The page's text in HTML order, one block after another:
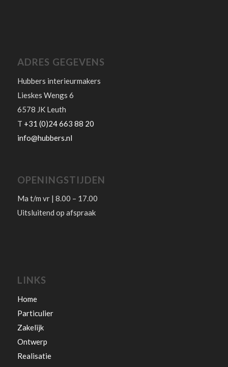
ADRES GEGEVENS
Hubbers interieurmakers
Lieskes Wengs 6
6578 JK Leuth
T +31 (0)24 663 88 20
info@hubbers.nl
OPENINGSTIJDEN
Ma t/m vr | 8.00 – 17.00
Uitsluitend op afspraak
LINKS
Home
Particulier
Zakelijk
Ontwerp
Realisatie